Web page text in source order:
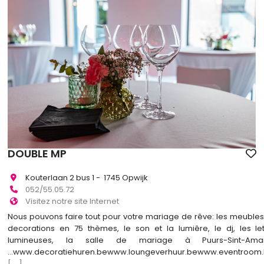
DOUBLE MP
Kouterlaan 2 bus 1 - 1745 Opwijk
052/55.05.72
Visitez notre site Internet
Nous pouvons faire tout pour votre mariage de rêve: les
decorations en 75 thèmes, le son et la lumiêre, le dj, les
lumineuses, la salle de mariage à Puurs-Sint-